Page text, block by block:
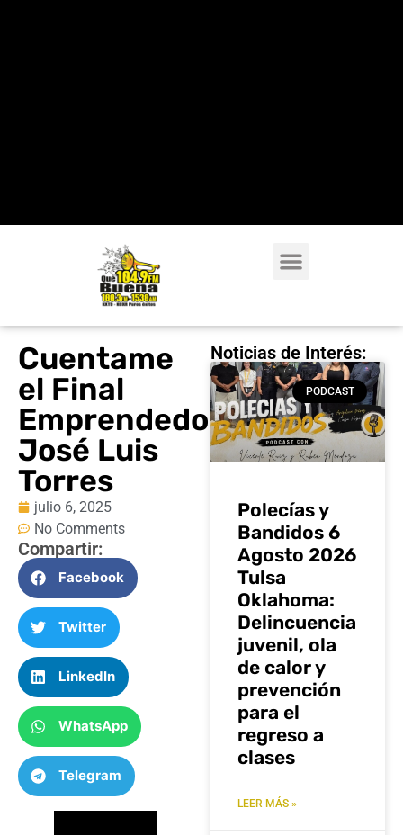
Cuentame
el Final
Emprendedor
José Luis
Torres
julio 6, 2025
No Comments
Compartir:
Facebook
Twitter
LinkedIn
WhatsApp
Telegram
Noticias de Interés:
PODCAST
Polecías y
Bandidos 6
Agosto 2026
Tulsa
Oklahoma:
Delincuencia
juvenil, ola
de calor y
prevención
para el
regreso a
clases
LEER MÁS »